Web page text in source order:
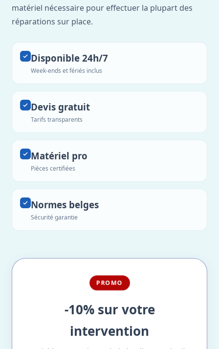
matériel nécessaire pour effectuer la plupart des
réparations sur place.
Disponible 24h/7
Week-ends et fériés inclus
Devis gratuit
Tarifs transparents
Matériel pro
Pièces certifiées
Normes belges
Sécurité garantie
PROMO
-10% sur votre
intervention